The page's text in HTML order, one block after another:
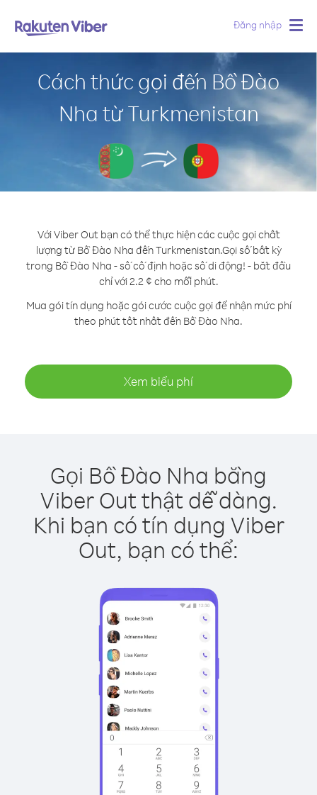
Đăng nhập
Cách thức gọi đến Bồ Đào
Nha từ Turkmenistan
Với Viber Out bạn có thể thực hiện các cuộc gọi chất
lượng từ Bồ Đào Nha đến Turkmenistan.Gọi số bất kỳ
trong Bồ Đào Nha - số cố định hoặc số di động! - bắt đầu
chỉ với 2.2 ¢ cho mỗi phút.
Mua gói tín dụng hoặc gói cước cuộc gọi để nhận mức phí
theo phút tốt nhất đến Bồ Đào Nha.
Xem biểu phí
Gọi Bồ Đào Nha bằng
Viber Out thật dễ dàng.
Khi bạn có tín dụng Viber
Out, bạn có thể: